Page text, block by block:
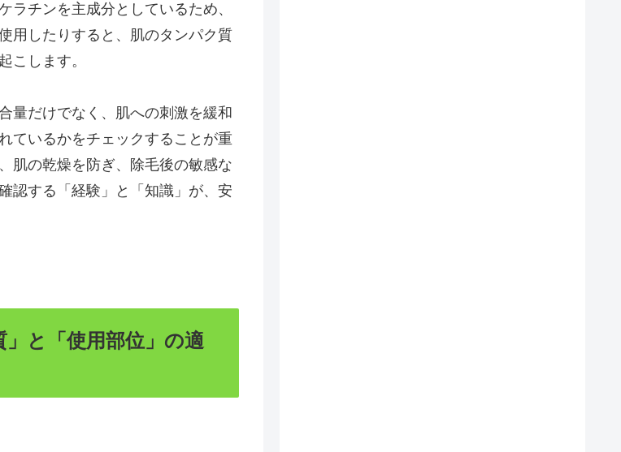
ラチンを主成分としているため、
用したりすると、肌のタンパク質
こします。
量だけでなく、肌への刺激を緩和
ているかをチェックすることが重
肌の乾燥を防ぎ、除毛後の敏感な
認する「経験」と「知識」が、安
と「使用部位」の適